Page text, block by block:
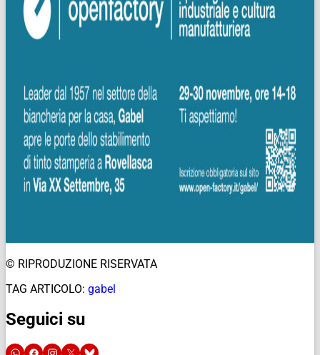
© RIPRODUZIONE RISERVATA
TAG ARTICOLO: gabel
Seguici su